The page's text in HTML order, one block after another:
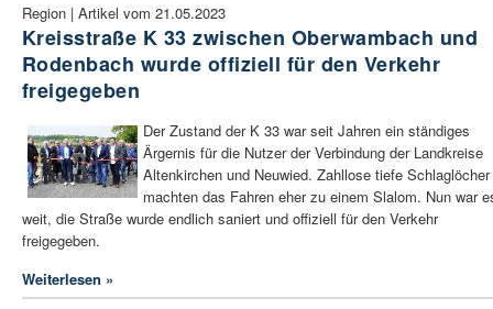
Region | Artikel vom 21.05.2023
Kreisstraße K 33 zwischen Oberwambach und
Rodenbach wurde offiziell für den Verkehr
freigegeben
Der Zustand der K 33 war seit Jahren ein ständiges
Ärgernis für die Nutzer der Verbindung der Landkreise
Altenkirchen und Neuwied. Zahllose tiefe Schlaglöcher
machten das Fahren eher zu einem Slalom. Nun war
weit, die Straße wurde endlich saniert und offiziell für den Verkehr
freigegeben.
Weiterlesen »